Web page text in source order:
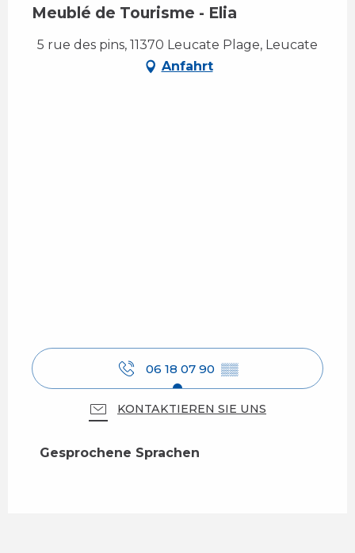
Meublé de Tourisme - Elia
5 rue des pins, 11370 Leucate Plage, Leucate
Anfahrt
06 18 07 90 ▒▒
KONTAKTIEREN SIE UNS
Gesprochene Sprachen
Gesprochene Sprachen